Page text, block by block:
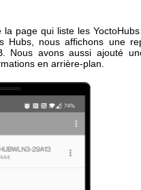
page qui liste les
nous affichons une
Nous avons aussi ajouté
en arrière-plan.